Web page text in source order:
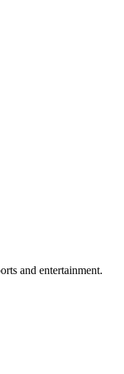
and entertainment.